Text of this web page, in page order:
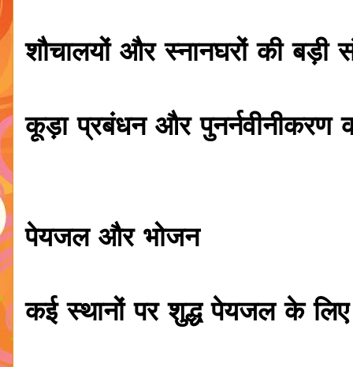
शौचालयों और स्नानघरों की बड़ी
कूड़ा प्रबंधन और पुनर्नवीनीकरण
पेयजल और भोजन
कई स्थानों पर शुद्ध पेयजल के